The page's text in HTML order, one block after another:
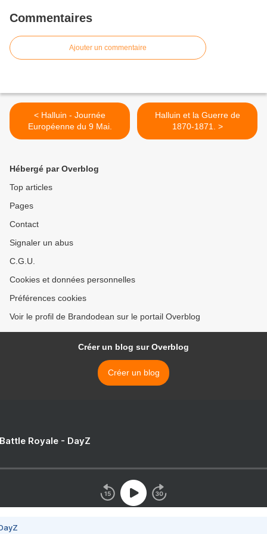
Commentaires
Ajouter un commentaire
< Halluin - Journée
Européenne du 9 Mai.
Halluin et la Guerre de
1870-1871. >
Hébergé par Overblog
Top articles
Pages
Contact
Signaler un abus
C.G.U.
Cookies et données personnelles
Préférences cookies
Voir le profil de Brandodean sur le portail Overblog
Créer un blog sur Overblog
Créer un blog
Royale - DayZ